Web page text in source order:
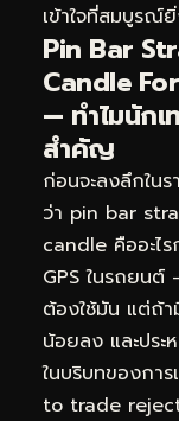
เข้าใจที่สมบูรณ์
Pin Bar
Candle
— ทำไมนัก
สำคัญ
ก่อนจะลงลึกในร
ว่า pin bar
candle คืออะไ
GPS ในรถยน
ต้องใช้มัน แต่ถ้
น้อยลง และปร
ในบริบทของกา
to trade